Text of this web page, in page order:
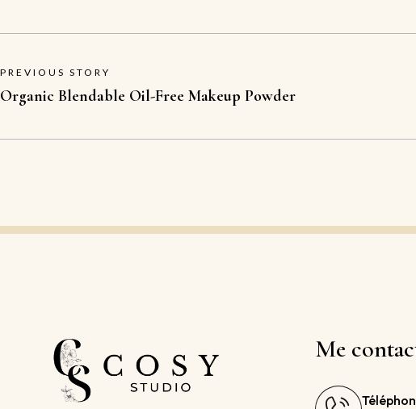
PREVIOUS STORY
Organic Blendable Oil-Free Makeup Powder
Me